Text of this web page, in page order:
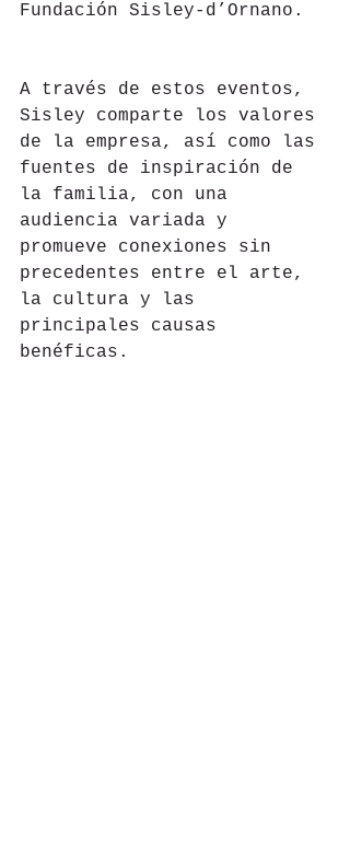
Fundación Sisley-d’Ornano.
A través de estos eventos,
Sisley comparte los valores
de la empresa, así como las
fuentes de inspiración de
la familia, con una
audiencia variada y
promueve conexiones sin
precedentes entre el arte,
la cultura y las
principales causas
benéficas.